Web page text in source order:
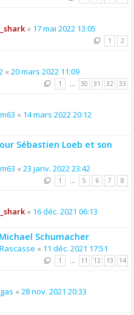
« 17 mai 2022 13:05
1 2
« 20 mars 2022 11:09
1 … 30 31 32 33
« 14 mars 2022 20:12
Sébastien Loeb et son
« 23 janv. 2022 23:42
1 … 5 6 7 8
« 16 déc. 2021 06:13
Schumacher
« 11 déc. 2021 17:51
1 … 11 12 13 14
« 28 nov. 2021 20:33